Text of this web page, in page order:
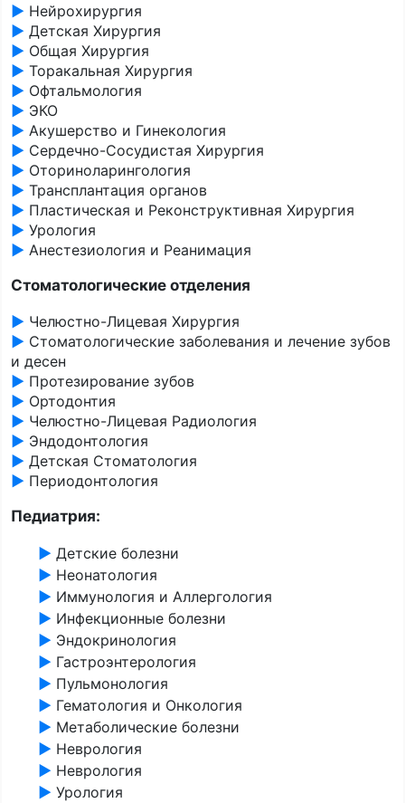
► Нейрохирургия
► Детская Хирургия
► Общая Хирургия
► Торакальная Хирургия
► Офтальмология
► ЭКО
► Акушерство и Гинекология
► Сердечно-Сосудистая Хирургия
► Оториноларингология
► Трансплантация органов
► Пластическая и Реконструктивная Хирургия
► Урология
► Анестезиология и Реанимация
Стоматологические отделения
► Челюстно-Лицевая Хирургия
► Стоматологические заболевания и лечение зубов
и десен
► Протезирование зубов
► Ортодонтия
► Челюстно-Лицевая Радиология
► Эндодонтология
► Детская Стоматология
► Периодонтология
Педиатрия:
► Детские болезни
► Неонатология
► Иммунология и Аллергология
► Инфекционные болезни
► Эндокринология
► Гастроэнтерология
► Пульмонология
► Гематология и Онкология
► Метаболические болезни
► Неврология
► Неврология
► Урология